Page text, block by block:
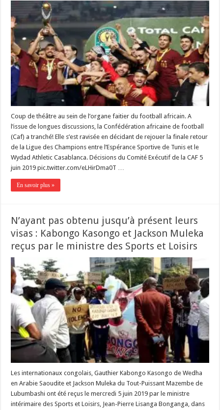
Coup de théâtre au sein de l’organe faitier du football africain. A
l’issue de longues discussions, la Confédération africaine de football
(Caf) a tranché! Elle s’est ravisée en décidant de rejouer la finale retour
de la Ligue des Champions entre l’Espérance Sportive de Tunis et le
Wydad Athletic Casablanca. Décisions du Comité Exécutif de la CAF 5
juin 2019 pic.twitter.com/eLHirDma0T …
En savoir plus »
N’ayant pas obtenu jusqu’à présent leurs
visas : Kabongo Kasongo et Jackson Muleka
reçus par le ministre des Sports et Loisirs
Les internationaux congolais, Gauthier Kabongo Kasongo de Wedha
en Arabie Saoudite et Jackson Muleka du Tout-Puissant Mazembe de
Lubumbashi ont été reçus le mercredi 5 juin 2019 par le ministre
intérimaire des Sports et Loisirs, Jean-Pierre Lisanga Bonganga, dans